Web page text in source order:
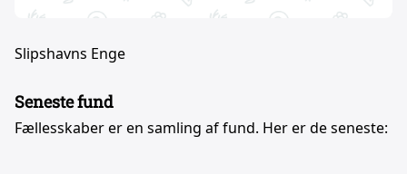
Slipshavns Enge
Seneste fund
Fællesskaber er en samling af fund. Her er de seneste: